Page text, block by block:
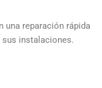
una reparación rápida
sus instalaciones.